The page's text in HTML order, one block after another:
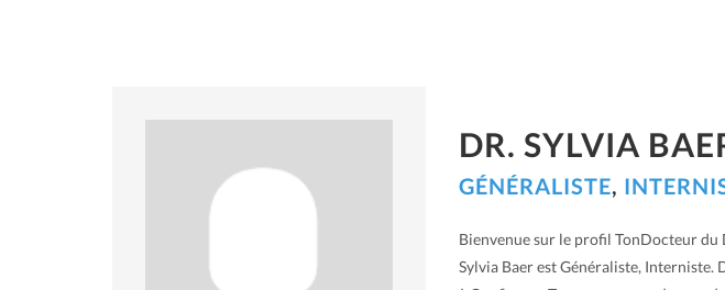
DR. SYLVIA
GÉNÉRALISTE,
Bienvenue sur le profil TonDocteur du
Sylvia Baer est Généraliste, Interniste.